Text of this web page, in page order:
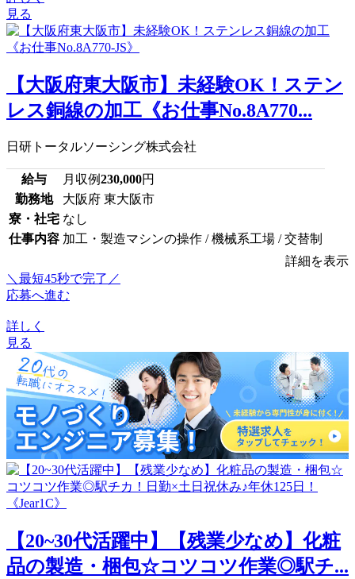
見る
【大阪府東大阪市】未経験OK！ステン
レス銅線の加工《お仕事No.8A770...
日研トータルソーシング株式会社
給与 月収例230,000円
勤務地
大阪府 東大阪市
寮・社宅 なし
仕事内容 加工・製造マシンの操作 / 機械系工場 / 交替制
詳細を表示
＼最短45秒で完了／
応募へ進む
詳しく
見る
【20~30代活躍中】【残業少なめ】化粧
品の製造・梱包☆コツコツ作業◎駅チ...